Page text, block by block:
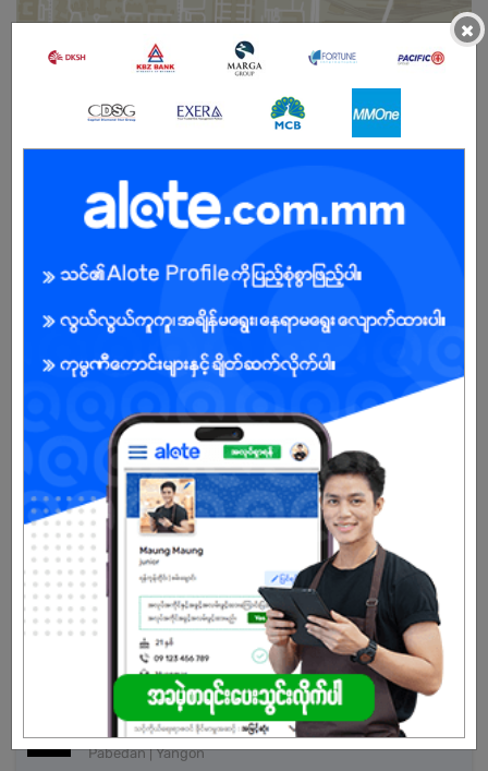
Already Expired
Don't have an account?
REGISTER NOW!
More Similar Jobs
အရောင်းဝန်ထမ်း
Shwe Taik Wholesales & Retail Center
Pabedan | Yangon
Sales Representative (Female)
Phyo Group Enterprise Co.,Ltd
Pabedan | Yangon
×